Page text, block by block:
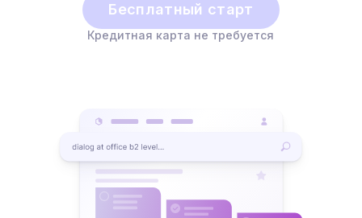
Бесплатный старт
Кредитная карта не требуется